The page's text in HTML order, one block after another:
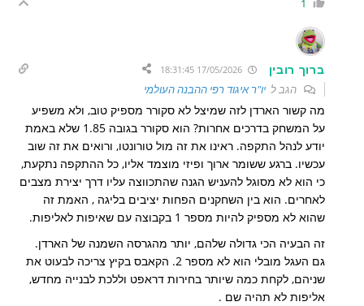
1
ברוך רובין 17/05/2026 18:31:45
הגב ליו"ר איגוד רפי ההבנה העולמי
מה קשור הארדן לזה שמיצל לא סקורר מספיק טוב, ולא משפיע
על המשחק בדרכים אחרות? הוא סקורר בגובה 1.85 שלא באמת
יודע לנהל התקפה. ראינו את זה מול טורונטו, ורואים את זה שוב
עכשיו. ברגע ששומר ארוך ופיזי מוצמד אליו, כל ההתקפה נתקעת,
כי הוא לא מסוגל להעניש הגנה שהתכווצה עליו דרך יצירת מצבים
לאחרים. הוא בין השחקנים הפחות יציבים בליגה , האמת זה
שהוא לא מספיק להיות מספר 1 בקבוצה עם שאיפות לאליפות.
זה הבעיה הכי גדולה שלהם, יותר מהגרסה השמנה של הארדן.
גם העגל מובלי הוא לא מספר 2. הקאבס בקיץ צריכה לבעוט את
שניהם, לקחת כמה שיותר בחירות דראפט וללכת לבנייה מחדש,
אליפות לא תהיה שם .